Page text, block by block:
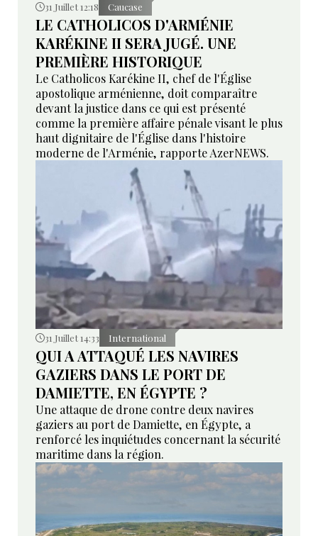
31 Juillet 12:18 Caucase
LE CATHOLICOS D'ARMÉNIE
KARÉKINE II SERA JUGÉ. UNE
PREMIÈRE HISTORIQUE
Le Catholicos Karékine II, chef de l'Église
apostolique arménienne, doit comparaître
devant la justice dans ce qui est présenté
comme la première affaire pénale visant le plus
haut dignitaire de l'Église dans l'histoire
moderne de l'Arménie, rapporte AzerNEWS.
31 Juillet 14:33 International
QUI A ATTAQUÉ LES NAVIRES
GAZIERS DANS LE PORT DE
DAMIETTE, EN ÉGYPTE ?
Une attaque de drone contre deux navires
gaziers au port de Damiette, en Égypte, a
renforcé les inquiétudes concernant la sécurité
maritime dans la région.